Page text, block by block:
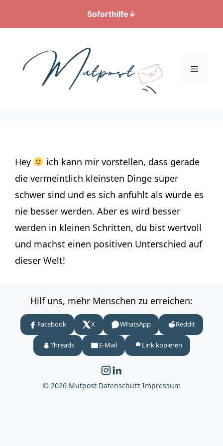
Soforthilfe↓
springen
Menü
Hey
ich kann mir vorstellen, dass gerade
die vermeintlich kleinsten Dinge super
schwer sind und es sich anfühlt als würde es
nie besser werden. Aber es wird besser
werden in kleinen Schritten, du bist wertvoll
und machst einen positiven Unterschied auf
dieser Welt!
Hilf uns, mehr Menschen zu erreichen:
Facebook X WhatsApp Reddit
Threads E-Mail Link kopieren
© 2026 Mutpost·Datenschutz·Impressum